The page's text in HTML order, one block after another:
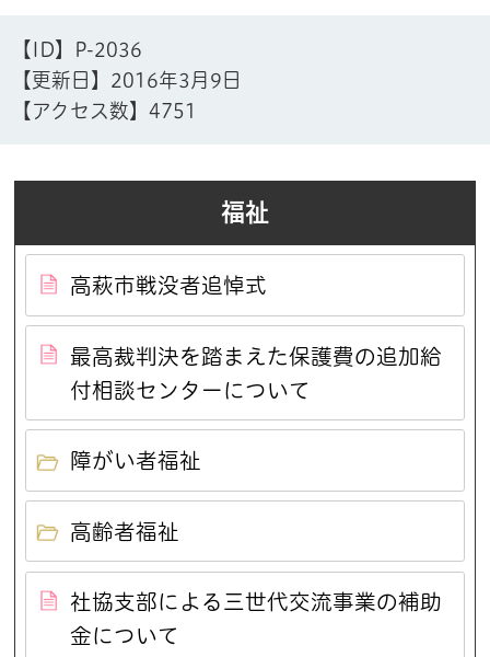
【ID】
P-2036
【更新日】 2016年3月9日
【アクセス数】4751
福祉
高萩市戦没者追悼式
最高裁判決を踏まえた保護費の追加給
付相談センターについて
障がい者福祉
高齢者福祉
社協支部による三世代交流事業の補助
金について